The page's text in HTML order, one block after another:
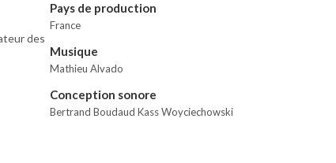
des
Pays de production
France
Musique
Mathieu Alvado
Conception sonore
Bertrand Boudaud Kass Woyciechowski